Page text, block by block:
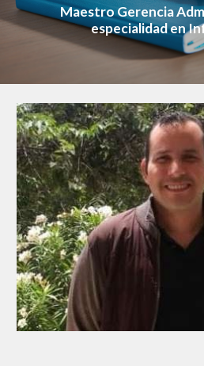
Maestro Gerencia
especialidad en